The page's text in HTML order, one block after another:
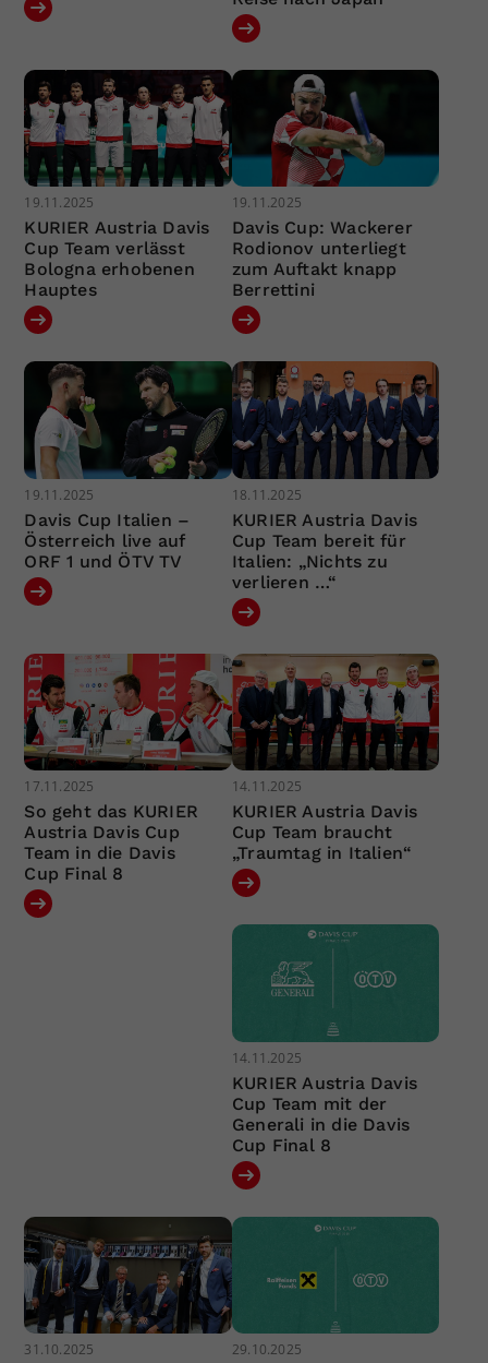
19.11.2025
KURIER Austria Davis
Cup Team verlässt
Bologna erhobenen
Hauptes
19.11.2025
Davis Cup: Wackerer
Rodionov unterliegt
zum Auftakt knapp
Berrettini
19.11.2025
Davis Cup Italien –
Österreich live auf
ORF 1 und ÖTV TV
18.11.2025
KURIER Austria Davis
Cup Team bereit für
Italien: „Nichts zu
verlieren …“
17.11.2025
So geht das KURIER
Austria Davis Cup
Team in die Davis
Cup Final 8
14.11.2025
KURIER Austria Davis
Cup Team braucht
„Traumtag in Italien“
14.11.2025
KURIER Austria Davis
Cup Team mit der
Generali in die Davis
Cup Final 8
31.10.2025 29.10.2025